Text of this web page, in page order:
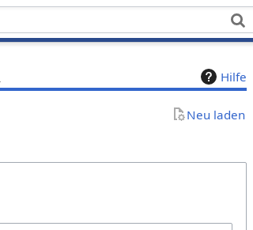
Hilfe
Neu laden